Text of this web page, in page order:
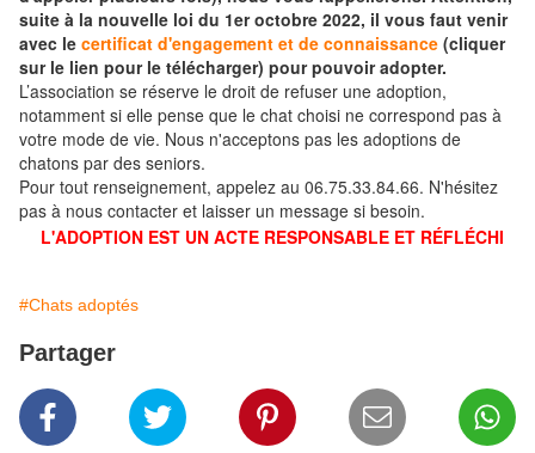
suite à la nouvelle loi du 1er octobre 2022, il vous faut venir
avec le certificat d'engagement et de connaissance (cliquer
sur le lien pour le télécharger) pour pouvoir adopter.
L’association se réserve le droit de refuser une adoption,
notamment si elle pense que le chat choisi ne correspond pas à
votre mode de vie. Nous n'acceptons pas les adoptions de
chatons par des seniors.
Pour tout renseignement, appelez au 06.75.33.84.66. N'hésitez
pas à nous contacter et laisser un message si besoin.
L'ADOPTION EST UN ACTE RESPONSABLE ET RÉFLÉCHI
#Chats adoptés
Partager